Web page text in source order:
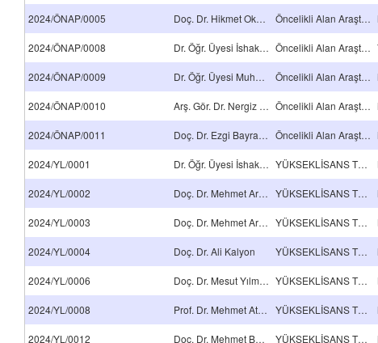
2024/ÖNAP/0005 Doç. Dr. Hikmet Okkay Öncelikli Alan Araştırma Projeleri
2024/ÖNAP/0008 Dr. Öğr. Üyesi İshak Turan Öncelikli Alan Araştırma Projeleri
2024/ÖNAP/0009 Dr. Öğr. Üyesi Muhammet Çelik Öncelikli Alan Araştırma Projeleri
2024/ÖNAP/0010 Arş. Gör. Dr. Nergiz Zeynep Kanmaz Keleşoğlu Öncelikli Alan Araştırma Projeleri
2024/ÖNAP/0011 Doç. Dr. Ezgi Bayrakdar Ateş Öncelikli Alan Araştırma Projeleri
2024/YL/0001 Dr. Öğr. Üyesi İshak Turan YÜKSEKLİSANS TEZ PROJESİ
2024/YL/0002 Doç. Dr. Mehmet Arif Kaya YÜKSEKLİSANS TEZ PROJESİ
2024/YL/0003 Doç. Dr. Mehmet Arif Kaya YÜKSEKLİSANS TEZ PROJESİ
2024/YL/0004 Doç. Dr. Ali Kalyon YÜKSEKLİSANS TEZ PROJESİ
2024/YL/0006 Doç. Dr. Mesut Yılmazoğlu YÜKSEKLİSANS TEZ PROJESİ
2024/YL/0008 Prof. Dr. Mehmet Atilla Taşdelen YÜKSEKLİSANS TEZ PROJESİ
2024/YL/0012 Doç. Dr. Mehmet Buğdaycı YÜKSEKLİSANS TEZ PROJESİ